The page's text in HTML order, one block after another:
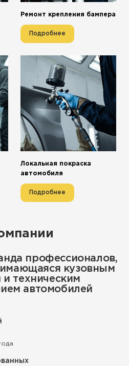
Ремонт крепления бампера
Подробнее
Локальная покраска
автомобиля
Подробнее
профессионалов,
кузовным
техническим
автомобилей